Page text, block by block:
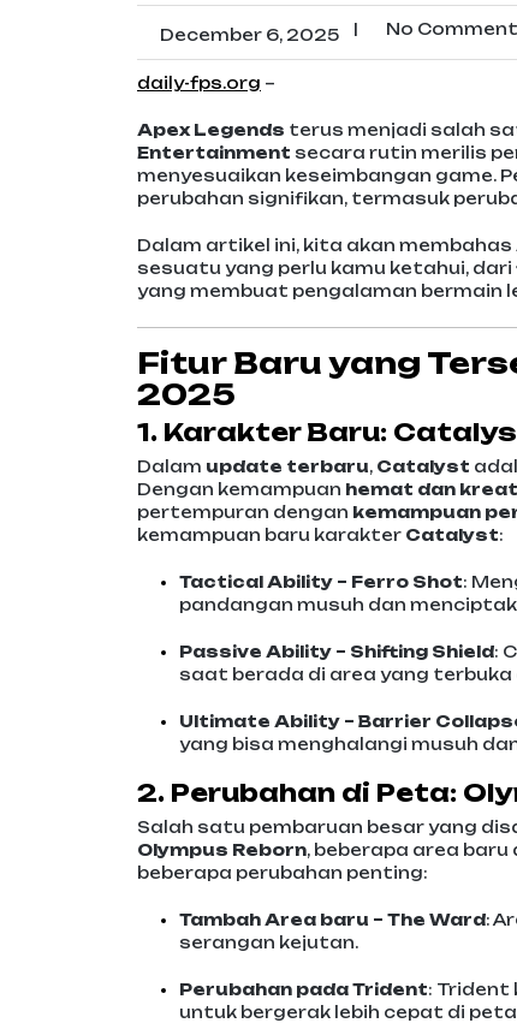
December 6, 2025 | No
daily-fps.org –
Apex Legends terus menjadi salah
Entertainment secara rutin merilis
menyesuaikan keseimbangan game.
perubahan signifikan, termasuk
Dalam artikel ini, kita akan membahas
sesuatu yang perlu kamu ketahui, dari
yang membuat pengalaman bermain
Fitur Baru yang
2025
1. Karakter Baru:
Dalam update terbaru, Catalyst
Dengan kemampuan hemat dan
pertempuran dengan kemampuan
kemampuan baru karakter Catalyst:
Tactical Ability – Ferro Shot:
pandangan musuh dan
Passive Ability – Shifting Shield:
saat berada di area yang
Ultimate Ability – Barrier
yang bisa menghalangi musuh
2. Perubahan di Peta:
Salah satu pembaruan besar yang
Olympus Reborn, beberapa area
beberapa perubahan penting:
Tambah Area baru – The Ward:
serangan kejutan.
Perubahan pada Trident: Trident
untuk bergerak lebih cepat di